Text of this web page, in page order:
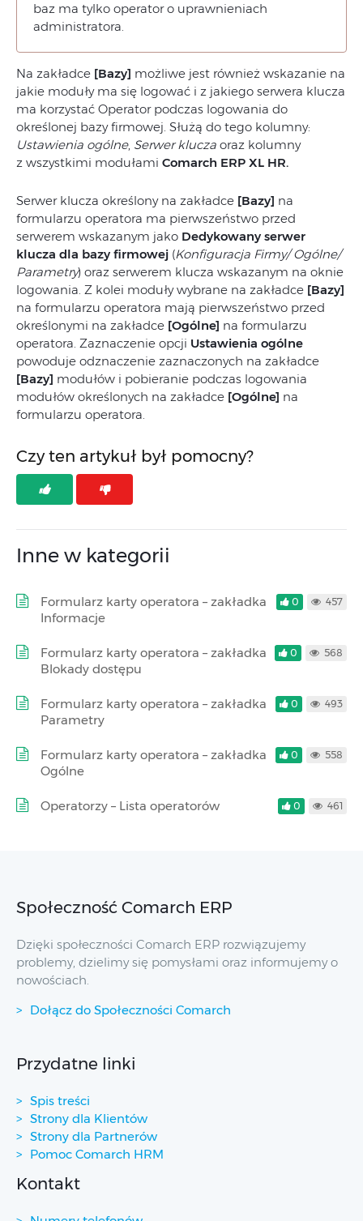
baz ma tylko operator o uprawnieniach
administratora.
Na zakładce [Bazy] możliwe jest również wskazanie na
jakie moduły ma się logować i z jakiego serwera klucza
ma korzystać Operator podczas logowania do
określonej bazy firmowej. Służą do tego kolumny:
Ustawienia ogólne, Serwer klucza oraz kolumny
z wszystkimi modułami Comarch ERP XL HR.
Serwer klucza określony na zakładce [Bazy] na
formularzu operatora ma pierwszeństwo przed
serwerem wskazanym jako Dedykowany serwer
klucza dla bazy firmowej (Konfiguracja Firmy/ Ogólne/
Parametry) oraz serwerem klucza wskazanym na oknie
logowania. Z kolei moduły wybrane na zakładce [Bazy]
na formularzu operatora mają pierwszeństwo przed
określonymi na zakładce [Ogólne] na formularzu
operatora. Zaznaczenie opcji Ustawienia ogólne
powoduje odznaczenie zaznaczonych na zakładce
[Bazy] modułów i pobieranie podczas logowania
modułów określonych na zakładce [Ogólne] na
formularzu operatora.
Czy ten artykuł był pomocny?
Inne w kategorii
Formularz karty operatora – zakładka
Informacje
0 457
Formularz karty operatora – zakładka
Blokady dostępu
0 568
Formularz karty operatora – zakładka
Parametry
0 493
Formularz karty operatora – zakładka
Ogólne
0 558
Operatorzy – Lista operatorów 0 461
Społeczność Comarch ERP
Dzięki społeczności Comarch ERP rozwiązujemy
problemy, dzielimy się pomysłami oraz informujemy o
nowościach.
Dołącz do Społeczności Comarch
Przydatne linki
Spis treści
Strony dla Klientów
Strony dla Partnerów
Pomoc Comarch HRM
Kontakt